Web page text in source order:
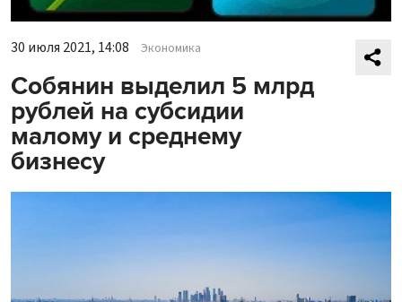
30 июля 2021, 14:08 Экономика
Собянин выделил 5 млрд
рублей на субсидии
малому и среднему
бизнесу